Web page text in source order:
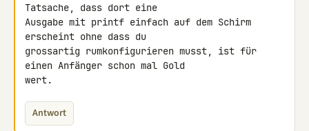
Tatsache, dass dort eine
Ausgabe mit printf einfach auf dem Schirm
erscheint ohne dass du
grossartig rumkonfigurieren musst, ist für
einen Anfänger schon mal Gold
wert.
Antwort